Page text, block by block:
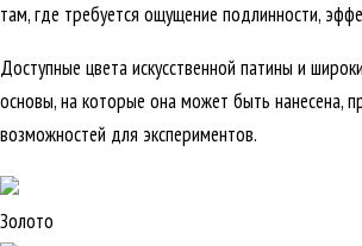
там, где требуется ощущение подлинности,
Доступные цвета искусственной патины и
основы, на которые она может быть нанесена,
возможностей для экспериментов.
Золото